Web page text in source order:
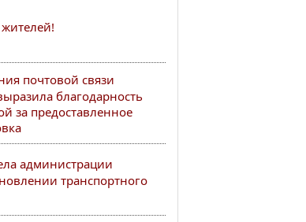
жителей!
почтовой связи
благодарность
за предоставленное
администрации
транспортного